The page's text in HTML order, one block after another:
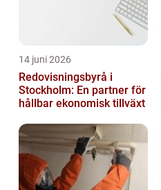
14 juni 2026
Redovisningsbyrå i
Stockholm: En partner för
hållbar ekonomisk tillväxt